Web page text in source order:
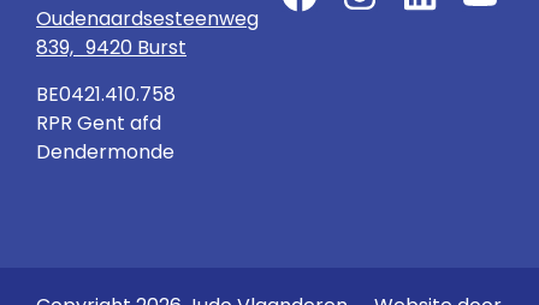
Oudenaardsesteenweg
839, 9420 Burst
BE0421.410.758
RPR Gent afd
Dendermonde